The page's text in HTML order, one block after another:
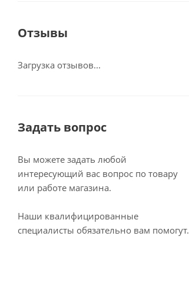
Отзывы
Загрузка отзывов...
Задать вопрос
Вы можете задать любой
интересующий вас вопрос по товару
или работе магазина.
Наши квалифицированные
специалисты обязательно вам помогут.